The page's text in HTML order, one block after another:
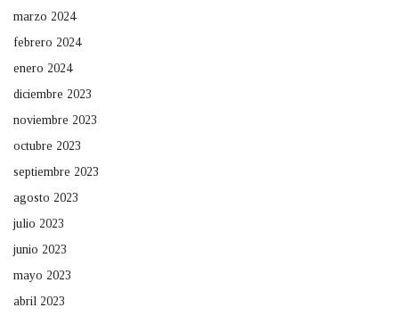
marzo 2024
febrero 2024
enero 2024
diciembre 2023
noviembre 2023
octubre 2023
septiembre 2023
agosto 2023
julio 2023
junio 2023
mayo 2023
abril 2023